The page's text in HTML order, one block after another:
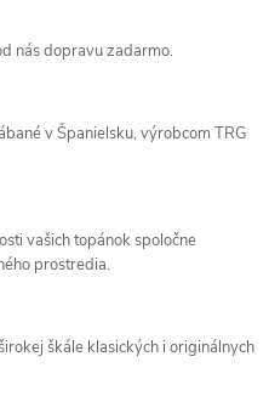
nás dopravu zadarmo.
v Španielsku, výrobcom TRG
vašich topánok spoločne
prostredia.
škále klasických i originálnych